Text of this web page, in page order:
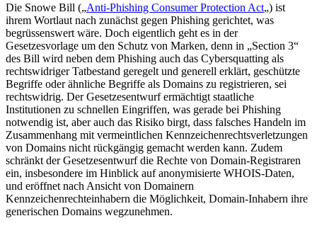
Die Snowe Bill („Anti-Phishing Consumer Protection Act„) ist
ihrem Wortlaut nach zunächst gegen Phishing gerichtet, was
begrüssenswert wäre. Doch eigentlich geht es in der
Gesetzesvorlage um den Schutz von Marken, denn in „Section 3“
des Bill wird neben dem Phishing auch das Cybersquatting als
rechtswidriger Tatbestand geregelt und generell erklärt, geschützte
Begriffe oder ähnliche Begriffe als Domains zu registrieren, sei
rechtswidrig. Der Gesetzesentwurf ermächtigt staatliche
Institutionen zu schnellen Eingriffen, was gerade bei Phishing
notwendig ist, aber auch das Risiko birgt, dass falsches Handeln im
Zusammenhang mit vermeintlichen Kennzeichenrechtsverletzungen
von Domains nicht rückgängig gemacht werden kann. Zudem
schränkt der Gesetzesentwurf die Rechte von Domain-Registraren
ein, insbesondere im Hinblick auf anonymisierte WHOIS-Daten,
und eröffnet nach Ansicht von Domainern
Kennzeichenrechteinhabern die Möglichkeit, Domain-Inhabern ihre
generischen Domains wegzunehmen.